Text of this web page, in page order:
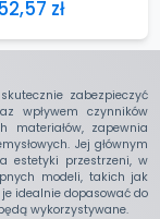
zabezpieczyć
wpływem czynników
materiałów, zapewnia
Jej głównym
estetyki przestrzeni, w
modeli, takich jak
je idealnie dopasować do
wykorzystywane.